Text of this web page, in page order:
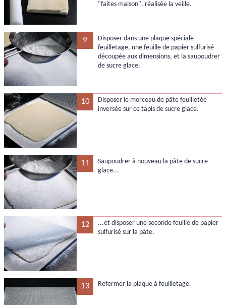
"faites maison", réalisée la veille.
9
Disposer dans une plaque spéciale
feuilletage, une feuille de papier sulfurisé
découpée aux dimensions, et la saupoudrer
de sucre glace.
10
Disposer le morceau de pâte feuilletée
inversée sur ce tapis de sucre glace.
11
Saupoudrer à nouveau la pâte de sucre
glace...
12
...et disposer une seconde feuille de papier
sulfurisé sur la pâte.
13 Refermer la plaque à feuilletage.